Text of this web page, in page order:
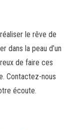
le rêve de
dans la peau d’un
de faire ces
Contactez-nous
écoute.